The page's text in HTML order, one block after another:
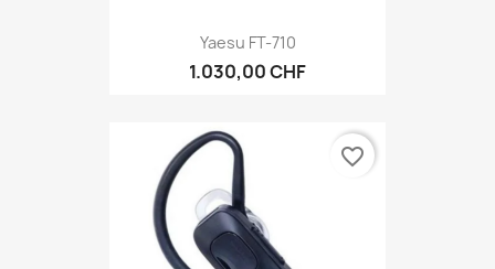
Yaesu FT-710
1.030,00 CHF
favorite_border